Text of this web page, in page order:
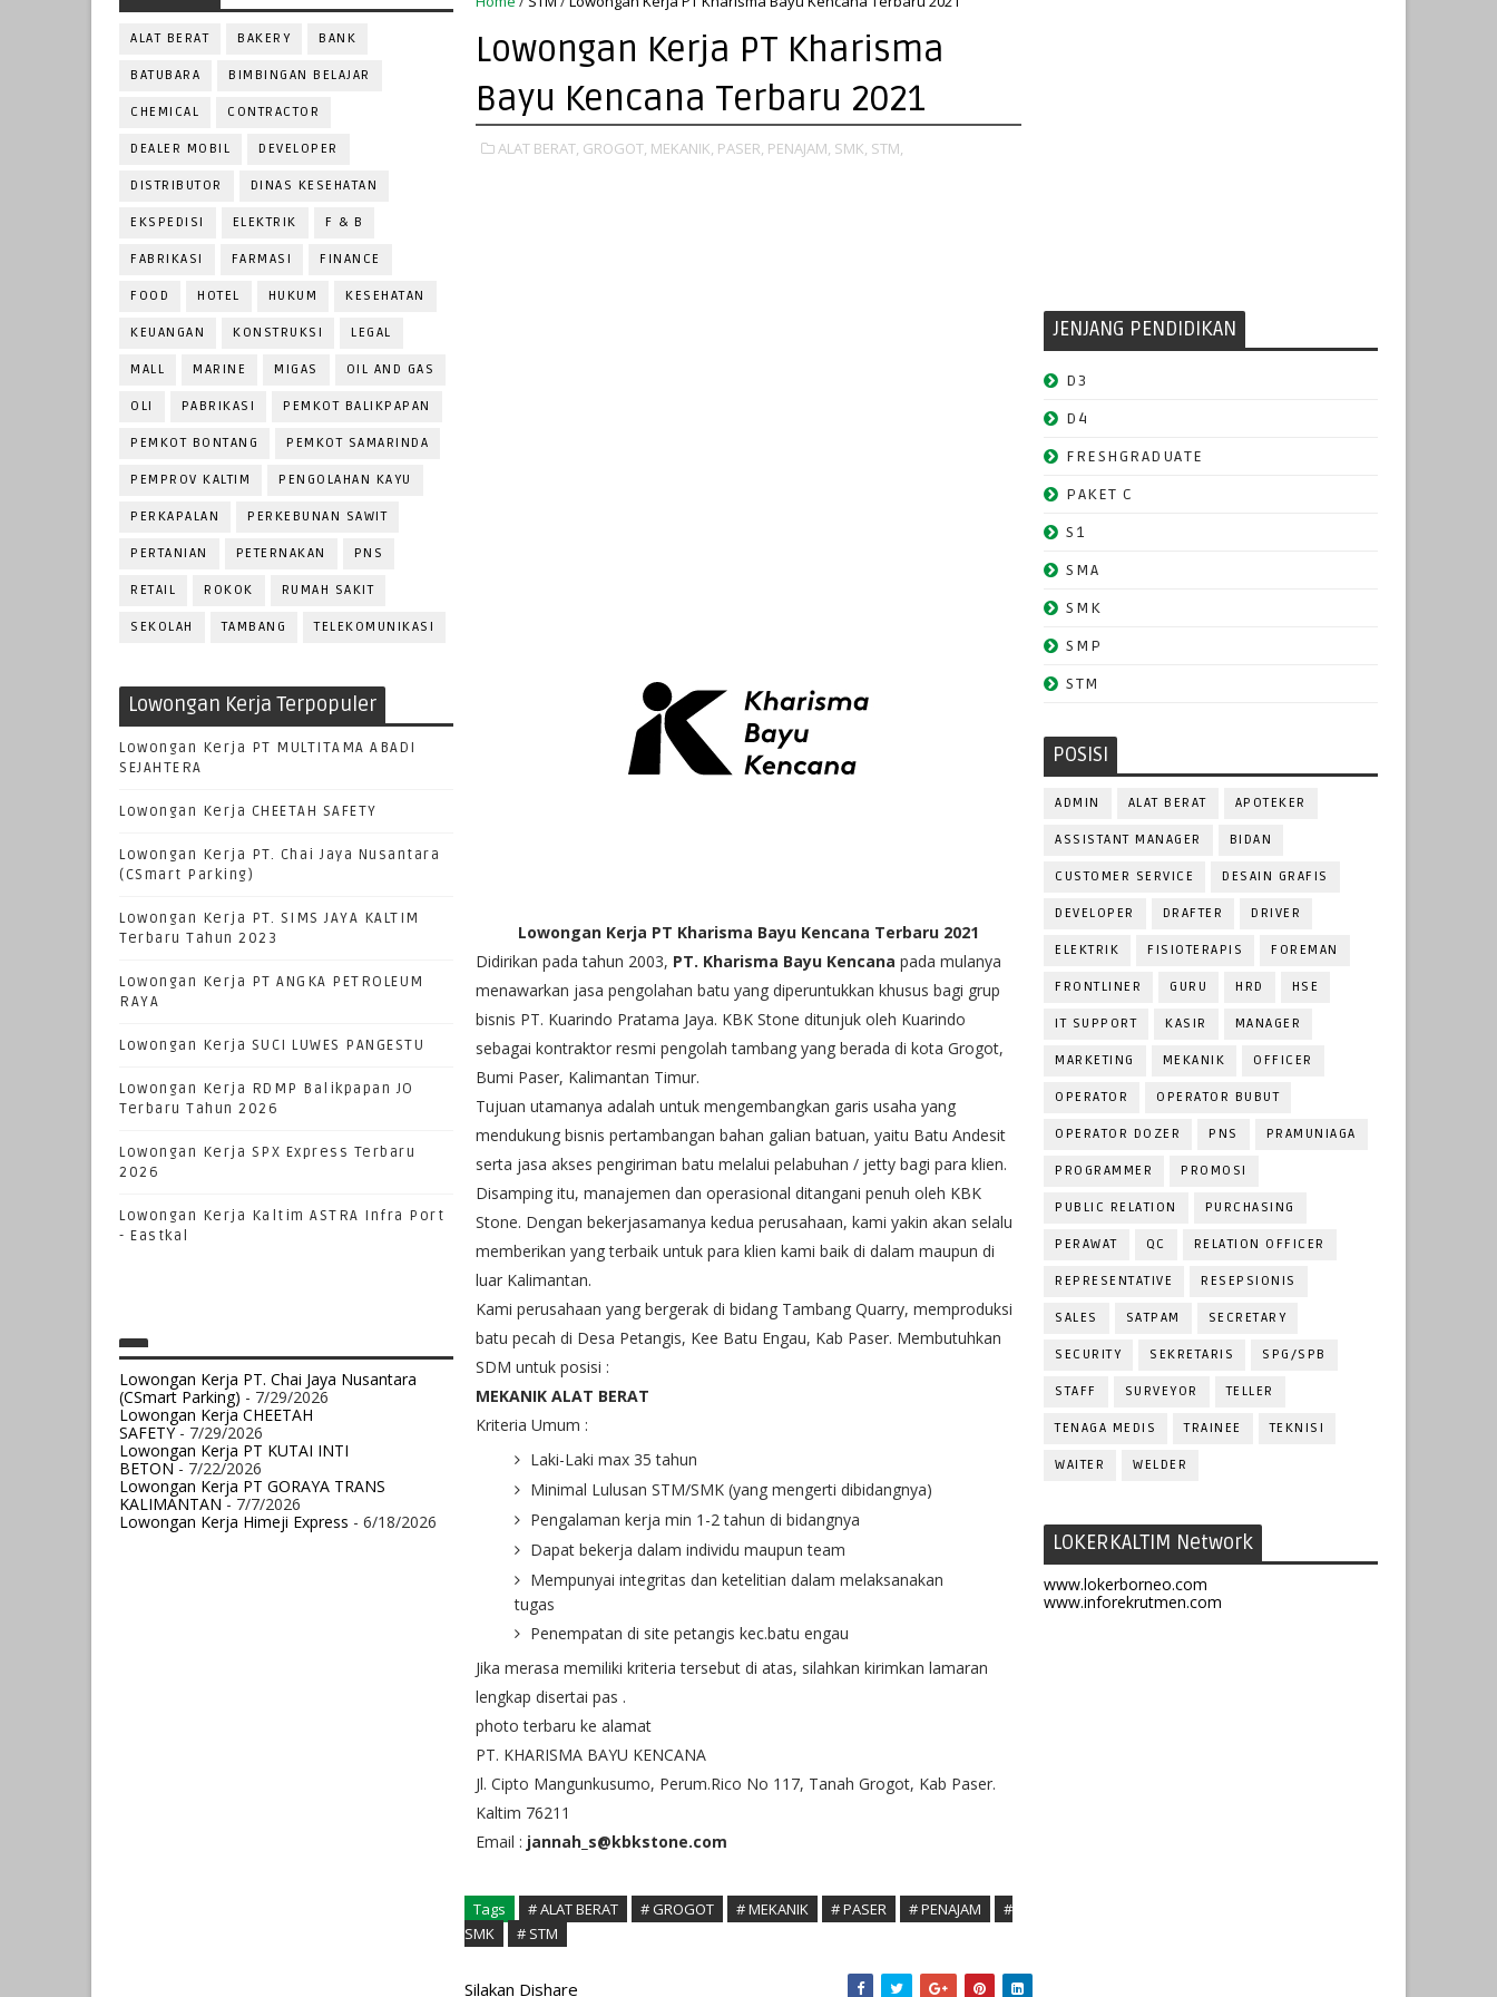
ALAT BERAT BAKERY BANK
BATUBARA BIMBINGAN BELAJAR
CHEMICAL CONTRACTOR
DEALER MOBIL DEVELOPER
DISTRIBUTOR DINAS KESEHATAN
EKSPEDISI ELEKTRIK F & B
FABRIKASI FARMASI FINANCE
FOOD HOTEL HUKUM KESEHATAN
KEUANGAN KONSTRUKSI LEGAL
MALL MARINE MIGAS OIL AND GAS
OLI PABRIKASI PEMKOT BALIKPAPAN
PEMKOT BONTANG PEMKOT SAMARINDA
PEMPROV KALTIM PENGOLAHAN KAYU
PERKAPALAN PERKEBUNAN SAWIT
PERTANIAN PETERNAKAN PNS
RETAIL ROKOK RUMAH SAKIT
SEKOLAH TAMBANG TELEKOMUNIKASI
Lowongan Kerja Terpopuler
Lowongan Kerja PT MULTITAMA ABADI
SEJAHTERA
Lowongan Kerja CHEETAH SAFETY
Lowongan Kerja PT. Chai Jaya Nusantara
(CSmart Parking)
Lowongan Kerja PT. SIMS JAYA KALTIM
Terbaru Tahun 2023
Lowongan Kerja PT ANGKA PETROLEUM
RAYA
Lowongan Kerja SUCI LUWES PANGESTU
Lowongan Kerja RDMP Balikpapan JO
Terbaru Tahun 2026
Lowongan Kerja SPX Express Terbaru
2026
Lowongan Kerja Kaltim ASTRA Infra Port
- Eastkal
Lowongan Kerja PT. Chai Jaya Nusantara
(CSmart Parking) - 7/29/2026
Lowongan Kerja CHEETAH
SAFETY- 7/29/2026
Lowongan Kerja PT KUTAI INTI
BETON- 7/22/2026
Lowongan Kerja PT GORAYA TRANS
KALIMANTAN- 7/7/2026
Lowongan Kerja Himeji Express - 6/18/2026
Lowongan Kerja PT Kharisma
Bayu Kencana Terbaru 2021
ALAT BERAT, GROGOT, MEKANIK, PASER, PENAJAM, SMK, STM,
Lowongan Kerja PT Kharisma Bayu Kencana Terbaru 2021
Didirikan pada tahun 2003, PT. Kharisma Bayu Kencana pada mulanya
menawarkan jasa pengolahan batu yang diperuntukkan khusus bagi grup
bisnis PT. Kuarindo Pratama Jaya. KBK Stone ditunjuk oleh Kuarindo
sebagai kontraktor resmi pengolah tambang yang berada di kota Grogot,
Bumi Paser, Kalimantan Timur.
Tujuan utamanya adalah untuk mengembangkan garis usaha yang
mendukung bisnis pertambangan bahan galian batuan, yaitu Batu Andesit
serta jasa akses pengiriman batu melalui pelabuhan / jetty bagi para klien.
Disamping itu, manajemen dan operasional ditangani penuh oleh KBK
Stone. Dengan bekerjasamanya kedua perusahaan, kami yakin akan selalu
memberikan yang terbaik untuk para klien kami baik di dalam maupun di
luar Kalimantan.
Kami perusahaan yang bergerak di bidang Tambang Quarry, memproduksi
batu pecah di Desa Petangis, Kee Batu Engau, Kab Paser. Membutuhkan
SDM untuk posisi :
MEKANIK ALAT BERAT
Kriteria Umum :
Laki-Laki max 35 tahun
Minimal Lulusan STM/SMK (yang mengerti dibidangnya)
Pengalaman kerja min 1-2 tahun di bidangnya
Dapat bekerja dalam individu maupun team
Mempunyai integritas dan ketelitian dalam melaksanakan
tugas
Penempatan di site petangis kec.batu engau
Jika merasa memiliki kriteria tersebut di atas, silahkan kirimkan lamaran
lengkap disertai pas .
photo terbaru ke alamat
PT. KHARISMA BAYU KENCANA
Jl. Cipto Mangunkusumo, Perum.Rico No 117, Tanah Grogot, Kab Paser.
Kaltim 76211
Email : jannah_s@kbkstone.com
Tags # ALAT BERAT # GROGOT # MEKANIK # PASER # PENAJAM
#
SMK
# STM
Silakan Dishare
JENJANG PENDIDIKAN
D3
D4
FRESHGRADUATE
PAKET C
S1
SMA
SMK
SMP
STM
POSISI
ADMIN ALAT BERAT APOTEKER
ASSISTANT MANAGER BIDAN
CUSTOMER SERVICE DESAIN GRAFIS
DEVELOPER DRAFTER DRIVER
ELEKTRIK FISIOTERAPIS FOREMAN
FRONTLINER GURU HRD HSE
IT SUPPORT KASIR MANAGER
MARKETING MEKANIK OFFICER
OPERATOR OPERATOR BUBUT
OPERATOR DOZER PNS PRAMUNIAGA
PROGRAMMER PROMOSI
PUBLIC RELATION PURCHASING
PERAWAT QC RELATION OFFICER
REPRESENTATIVE RESEPSIONIS
SALES SATPAM SECRETARY
SECURITY SEKRETARIS SPG/SPB
STAFF SURVEYOR TELLER
TENAGA MEDIS TRAINEE TEKNISI
WAITER WELDER
LOKERKALTIM Network
www.lokerborneo.com
www.inforekrutmen.com